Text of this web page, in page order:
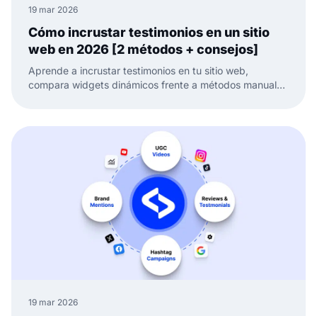
19 mar 2026
Cómo incrustar testimonios en un sitio
web en 2026 [2 métodos + consejos]
Aprende a incrustar testimonios en tu sitio web,
compara widgets dinámicos frente a métodos manuales
19 mar 2026